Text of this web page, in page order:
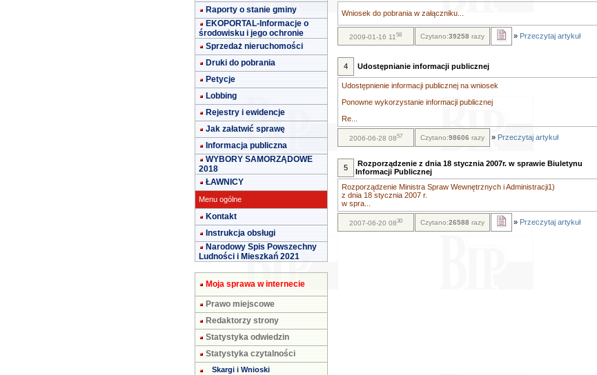
Raporty o stanie gminy
EKOPORTAL-Informacje o
środowisku i jego ochronie
Sprzedaż nieruchomości
Druki do pobrania
Petycje
Lobbing
Rejestry i ewidencje
Jak załatwić sprawę
Informacja publiczna
WYBORY SAMORZĄDOWE
2018
ŁAWNICY
Menu ogólne
Kontakt
Instrukcja obsługi
Narodowy Spis Powszechny
Ludności i Mieszkań 2021
Moja sprawa w internecie
Prawo miejscowe
Redaktorzy strony
Statystyka odwiedzin
Statystyka czytalności
Skargi i Wnioski
Wniosek do pobrania w załączniku...
2009-01-16 1158 Czytano:39258 razy » Przeczytaj artykuł
4 Udostępnianie informacji publicznej
Udostępnienie informacji publicznej na wniosek
Ponowne wykorzystanie informacji publicznej
Re...
2006-06-28 0857 Czytano:98606 razy » Przeczytaj artykuł
5
Rozporządzenie z dnia 18 stycznia 2007r. w sprawie Biuletynu
Informacji Publicznej
Rozporządzenie Ministra Spraw Wewnętrznych i Administracji1)
z dnia 18 stycznia 2007 r.
w spra...
2007-06-20 0830 Czytano:26588 razy » Przeczytaj artykuł